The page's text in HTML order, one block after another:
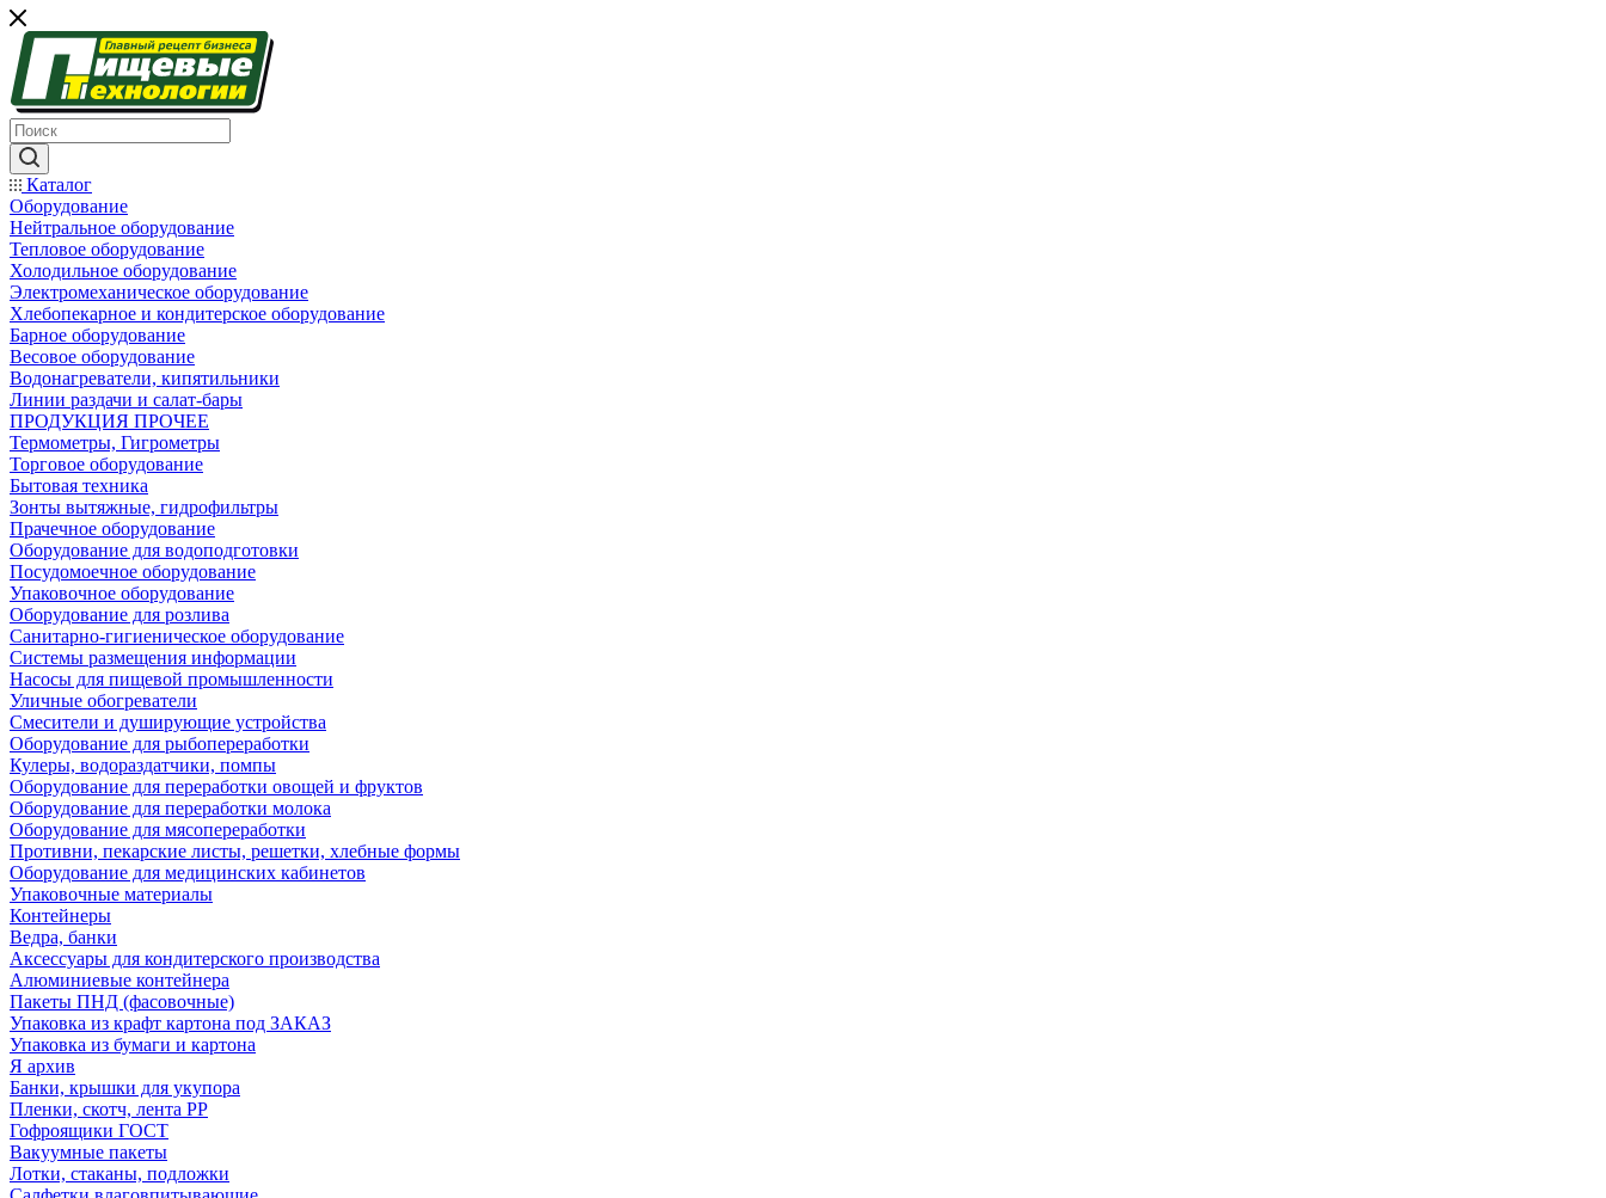
Каталог
Оборудование
Нейтральное оборудование
Тепловое оборудование
Холодильное оборудование
Электромеханическое оборудование
Хлебопекарное и кондитерское оборудование
Барное оборудование
Весовое оборудование
Водонагреватели, кипятильники
Линии раздачи и салат-бары
ПРОДУКЦИЯ ПРОЧЕЕ
Термометры, Гигрометры
Торговое оборудование
Бытовая техника
Зонты вытяжные, гидрофильтры
Прачечное оборудование
Оборудование для водоподготовки
Посудомоечное оборудование
Упаковочное оборудование
Оборудование для розлива
Санитарно-гигиеническое оборудование
Системы размещения информации
Насосы для пищевой промышленности
Уличные обогреватели
Смесители и душирующие устройства
Оборудование для рыбопереработки
Кулеры, водораздатчики, помпы
Оборудование для переработки овощей и фруктов
Оборудование для переработки молока
Оборудование для мясопереработки
Противни, пекарские листы, решетки, хлебные формы
Оборудование для медицинских кабинетов
Упаковочные материалы
Контейнеры
Ведра, банки
Аксессуары для кондитерского производства
Алюминиевые контейнера
Пакеты ПНД (фасовочные)
Упаковка из крафт картона под ЗАКАЗ
Упаковка из бумаги и картона
Я архив
Банки, крышки для укупора
Пленки, скотч, лента РР
Гофроящики ГОСТ
Вакуумные пакеты
Лотки, стаканы, подложки